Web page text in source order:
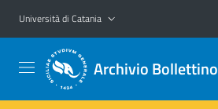
Vai al contenuto principale
Vai al menu di navigazione
Università di Catania
Archivio Bollettino